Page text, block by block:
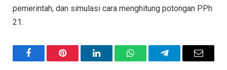
pemerintah, dan simulasi cara menghitung potongan PPh
21.
FacebookPinterest LinkedInWhatsAppTelegramEmail